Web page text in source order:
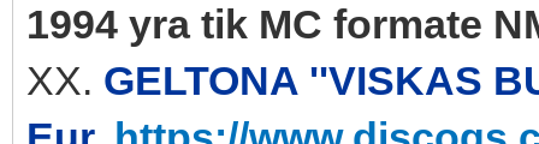
1994 yra tik MC formate
XX. GELTONA ''VISKAS